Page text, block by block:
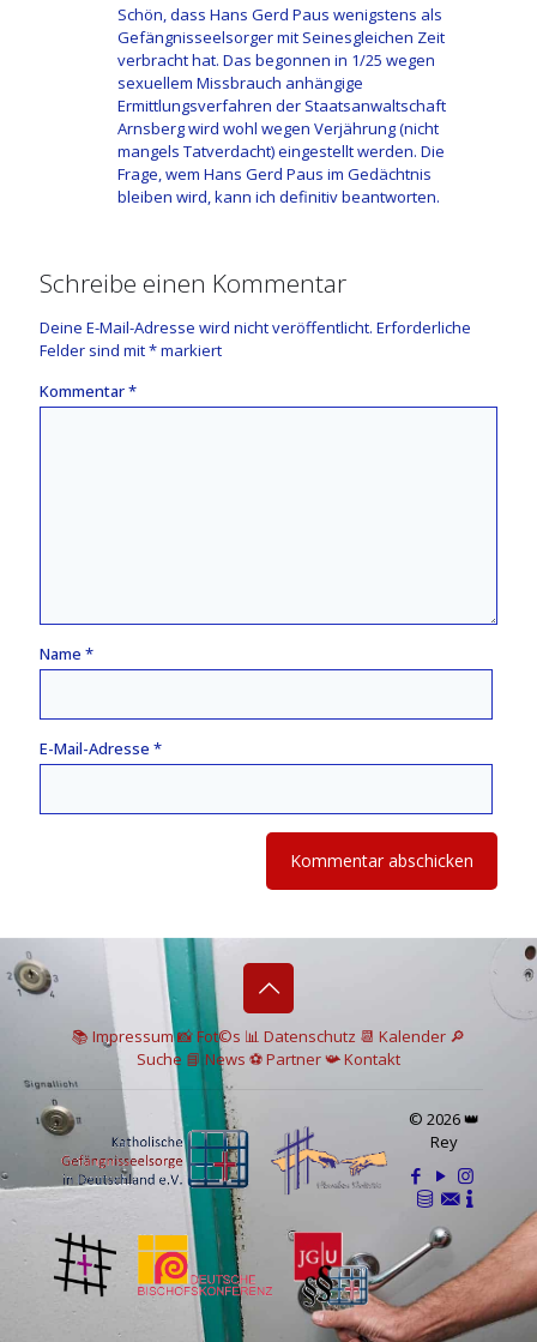
Schön, dass Hans Gerd Paus wenigstens als
Gefängnisseelsorger mit Seinesgleichen Zeit
verbracht hat. Das begonnen in 1/25 wegen
sexuellem Missbrauch anhängige
Ermittlungsverfahren der Staatsanwaltschaft
Arnsberg wird wohl wegen Verjährung (nicht
mangels Tatverdacht) eingestellt werden. Die
Frage, wem Hans Gerd Paus im Gedächtnis
bleiben wird, kann ich definitiv beantworten.
Schreibe einen Kommentar
Deine E-Mail-Adresse wird nicht veröffentlicht. Erforderliche
Felder sind mit*markiert
Kommentar*
Name *
E-Mail-Adresse *
📚 Impressum📸Fot©s 📊 Datenschutz 📆 Kalender 🔎
Suche 📘 News ⚽Partner📯Kontakt
© 2026 👑
Rey